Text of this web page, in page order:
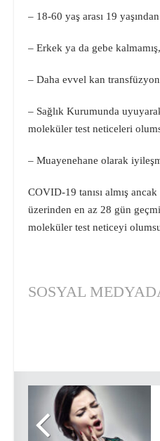
– 18-60 yaş arası 19
– Erkek ya da gebe
– Daha evvel kan
– Sağlık Kurumunda
moleküler test neticeleri
– Muayenehane olarak
COVID-19 tanısı almış
üzerinden en az 28 gün
moleküler test neticeyi
SOSYAL